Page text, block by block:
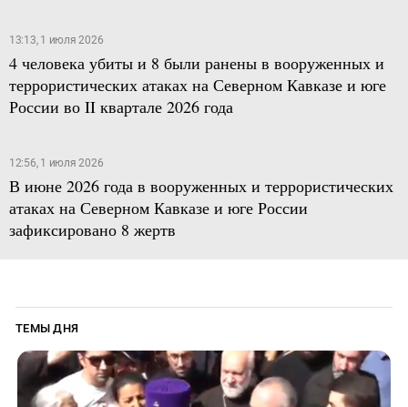
13:13, 1 июля 2026
4 человека убиты и 8 были ранены в вооруженных и
террористических атаках на Северном Кавказе и юге
России во II квартале 2026 года
12:56, 1 июля 2026
В июне 2026 года в вооруженных и террористических
атаках на Северном Кавказе и юге России
зафиксировано 8 жертв
ТЕМЫ ДНЯ